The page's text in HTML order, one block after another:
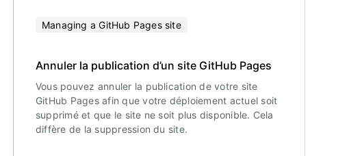
Managing a GitHub Pages site
Annuler la publication d’un site GitHub Pages
Vous pouvez annuler la publication de votre site
GitHub Pages afin que votre déploiement actuel soit
supprimé et que le site ne soit plus disponible. Cela
diffère de la suppression du site.